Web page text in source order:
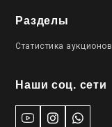
Разделы
Статистика аукционов
Наши соц. сети